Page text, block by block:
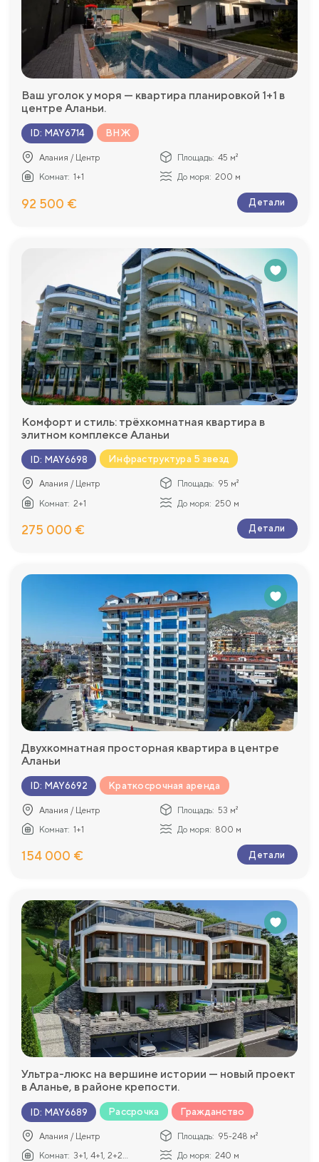
Ваш уголок у моря — квартира планировкой 1+1 в
центре Аланьи.
ID: MAY6714 ВНЖ
Алания / Центр Площадь: 45 м²
Комнат: 1+1 До моря: 200 м
92 500 € Детали
Комфорт и стиль: трёхкомнатная квартира в
элитном комплексе Аланьи
ID: MAY6698 Инфраструктура 5 звезд
Алания / Центр Площадь: 95 м²
Комнат: 2+1 До моря: 250 м
275 000 € Детали
Двухкомнатная просторная квартира в центре
Аланьи
ID: MAY6692 Краткосрочная аренда
Алания / Центр Площадь: 53 м²
Комнат: 1+1 До моря: 800 м
154 000 € Детали
Ультра-люкс на вершине истории — новый проект
в Аланье, в районе крепости.
ID: MAY6689 Рассрочка Гражданство
Алания / Центр Площадь: 95-248 м²
Комнат: 3+1, 4+1, 2+2... До моря: 240 м